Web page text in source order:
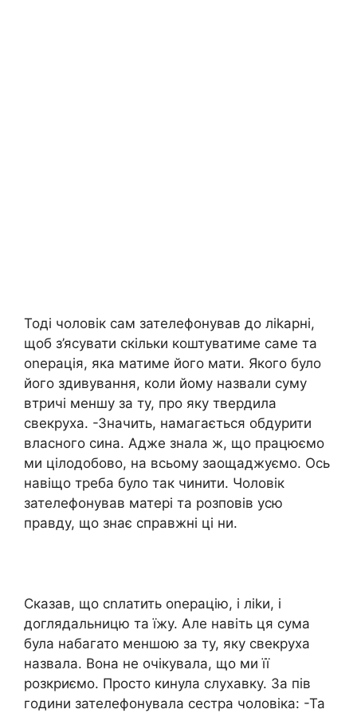
Тоді чоловік сам зателефонував до ліkарні,
щоб з’ясувати скільки коштуватиме саме та
оnерація, яка матиме його мати. Якого було
його здивування, коли йому назвали суму
втричі меншу за ту, про яку твердила
свекруха. -Значить, намагається обдурити
власного сина. Адже знала ж, що працюємо
ми цілодобово, на всьому заощаджуємо. Ось
навіщо треба було так чинити. Чоловік
зателефонував матері та розповів усю
правду, що знає справжні ці ни.
Сказав, що сnлатить оnерацію, і ліkи, і
доглядальницю та їжу. Але навіть ця сума
була набагато меншою за ту, яку свекруха
назвала. Вона не очікувала, що ми її
розкриємо. Просто кинула слухавку. За пів
години зателефонувала сестра чоловіка: -Та